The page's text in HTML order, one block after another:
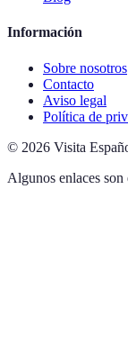
Información
Sobre nosotros
Contacto
Aviso legal
Política de
© 2026 Visita
Algunos enlaces son